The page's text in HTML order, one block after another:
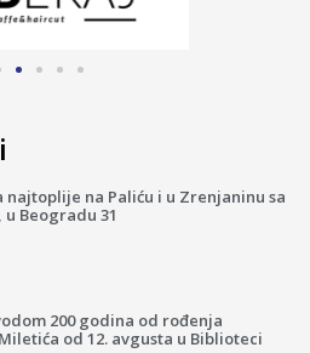
najtoplije na Paliću i u Zrenjaninu sa
u Beogradu 31
200 godina od rođenja
od 12. avgusta u Biblioteci